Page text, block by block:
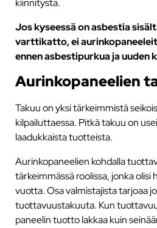
Jos kyseessä on asbestia
varttikatto, ei
ennen asbestipurkua ja uuden
Aurinkopaneelien
Takuu on yksi tärkeimmistä
kilpailuttaessa. Pitkä takuu on
laadukkaista tuotteista.
Aurinkopaneelien kohdalla
tärkeimmässä roolissa, jonka olisi
vuotta. Osa valmistajista tarjoaa
tuottavuustakuuta. Kun
paneelin tuotto lakkaa kuin